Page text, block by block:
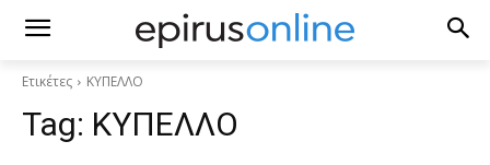
Ετικέτες ΚΥΠΕΛΛΟ
Tag: ΚΥΠΕΛΛΟ